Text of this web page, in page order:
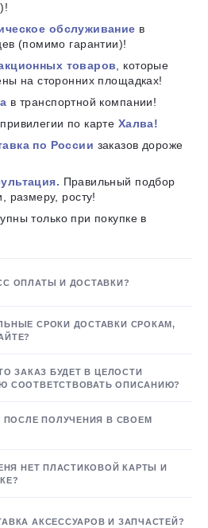
обслуживание в
(помимо гарантии)!
товаров , которые
на сторонних площадках!
в транспортной компании!
по карте Халва!
по России заказов дороже
Правильный подбор
размеру, росту!
только при покупке в
ОПЛАТЫ И ДОСТАВКИ?
СРОКИ ДОСТАВКИ СРОКАМ,
ЗАКАЗ БУДЕТ В ЦЕЛОСТИ
СООТВЕТСТВОВАТЬ ОПИСАНИЮ?
ПОСЛЕ ПОЛУЧЕНИЯ В СВОЕМ
НЕТ ПЛАСТИКОВОЙ КАРТЫ И
АКСЕССУАРОВ И ЗАПЧАСТЕЙ?